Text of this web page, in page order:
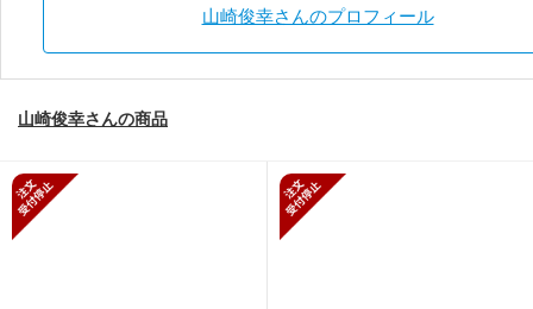
山崎俊幸さんのプロフィール
山崎俊幸さんの商品